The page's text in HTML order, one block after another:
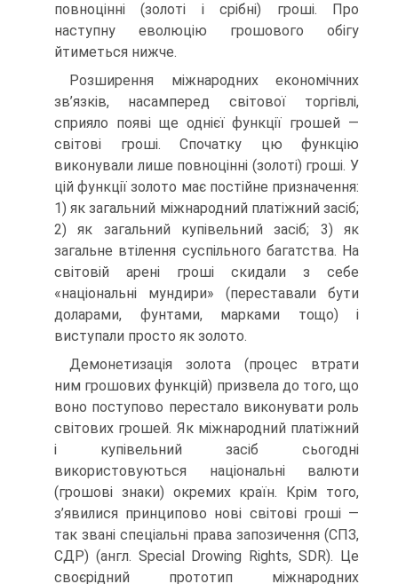
повноцінні (золоті і срібні) гроші. Про
наступну еволюцію грошового обігу
йтиметься нижче.
Розширення міжнародних економічних
зв’язків, насамперед світової торгівлі,
сприяло появі ще однієї функції грошей —
світові гроші. Спочатку цю функцію
виконували лише повноцінні (золоті) гроші. У
цій функції золото має постійне призначення:
1) як загальний міжнародний платіжний засіб;
2) як загальний купівельний засіб; 3) як
загальне втілення суспільного багатства. На
світовій арені гроші скидали з себе
«національні мундири» (переставали бути
доларами, фунтами, марками тощо) і
виступали просто як золото.
Демонетизація золота (процес втрати
ним грошових функцій) призвела до того, що
воно поступово перестало виконувати роль
світових грошей. Як міжнародний платіжний
і купівельний засіб сьогодні
використовуються національні валюти
(грошові знаки) окремих країн. Крім того,
з’явилися принципово нові світові гроші —
так звані спеціальні права запозичення (СПЗ,
СДР) (англ. Special Drowing Rights, SDR). Це
своєрідний прототип міжнародних